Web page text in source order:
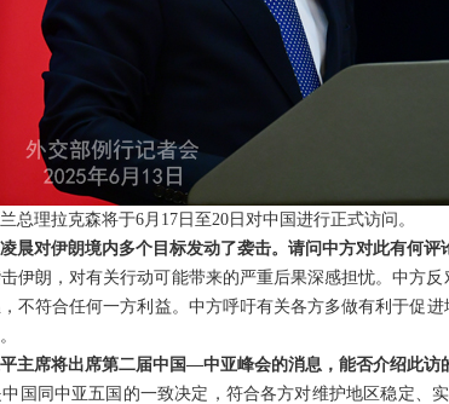
总理拉克森将于6月17日至20日对中国进行正式访问。
晨对伊朗境内多个目标发动了袭击。请问中方对此有何评
伊朗，对有关行动可能带来的严重后果深感担忧。中方
不符合任何一方利益。中方呼吁有关各方多做有利于促
主席将出席第二届中国—中亚峰会的消息，能否介绍此访
国同中亚五国的一致决定，符合各方对维护地区稳定、